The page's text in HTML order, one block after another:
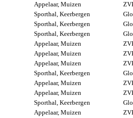
Appelaar, Muizen
Sporthal, Keerbergen
Sporthal, Keerbergen
Sporthal, Keerbergen
Appelaar, Muizen
Appelaar, Muizen
Appelaar, Muizen
Sporthal, Keerbergen
Appelaar, Muizen
Appelaar, Muizen
Sporthal, Keerbergen
Appelaar, Muizen